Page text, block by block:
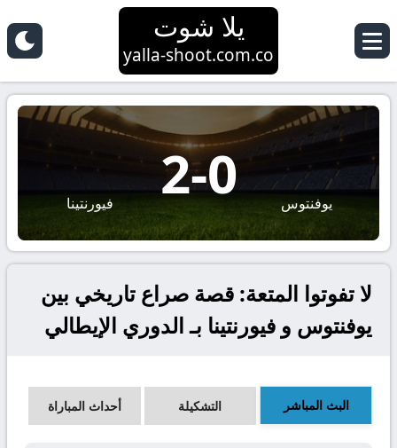
يلا شوت
yalla-shoot.com.co
يوفنتوس 0
-
2 فيورنتينا
لا تفوتوا المتعة: قصة صراع تاريخي بين
يوفنتوس و فيورنتينا بـ الدوري الإيطالي
البث المباشر التشكيلة أحداث المباراة